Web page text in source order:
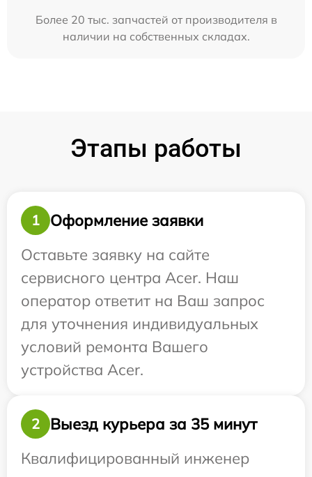
Более 20 тыс. запчастей от производителя в
наличии на собственных складах.
Этапы работы
1
Оформление заявки
Оставьте заявку на сайте
сервисного центра Acer. Наш
оператор ответит на Ваш запрос
для уточнения индивидуальных
условий ремонта Вашего
устройства Acer.
2
Выезд курьера за 35 минут
Квалифицированный инженер